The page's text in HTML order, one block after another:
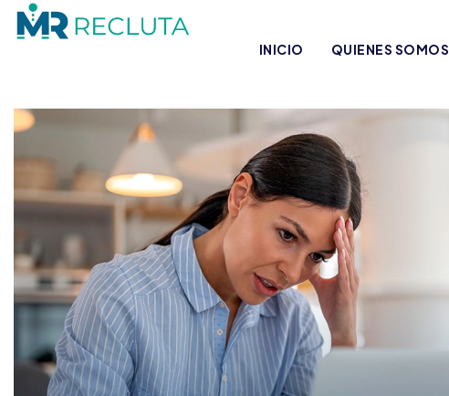
INICIO QUIENES SOMOS